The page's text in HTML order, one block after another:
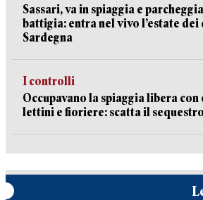
Sassari, va in spiaggia e
battigia: entra nel vivo l’estate dei
Sardegna
I controlli
Occupavano la spiaggia libera
lettini e fioriere: scatta il sequestro